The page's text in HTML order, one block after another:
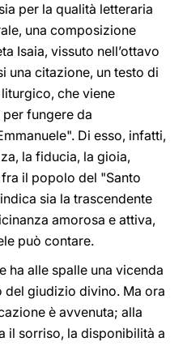
per la qualità letteraria
una composizione
Isaia, vissuto nell’ottavo
una citazione, un testo di
che viene
fungere da
Di esso, infatti,
la fiducia, la gioia,
fra il popolo del "Santo
sia la trascendente
amorosa e attiva,
può contare.
ha alle spalle una vicenda
del giudizio divino. Ma ora
è avvenuta; alla
il sorriso, la disponibilità a